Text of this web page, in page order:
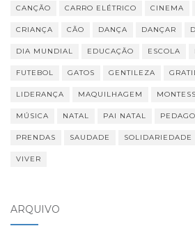
CANÇÃO CARRO ELÉTRICO CINEMA
CRIANÇA CÃO DANÇA DANÇAR
DIA MUNDIAL EDUCAÇÃO ESCOLA
FUTEBOL GATOS GENTILEZA
LIDERANÇA MAQUILHAGEM
MÚSICA NATAL PAI NATAL
PRENDAS SAUDADE SOLIDARIEDADE
VIVER
ARQUIVO